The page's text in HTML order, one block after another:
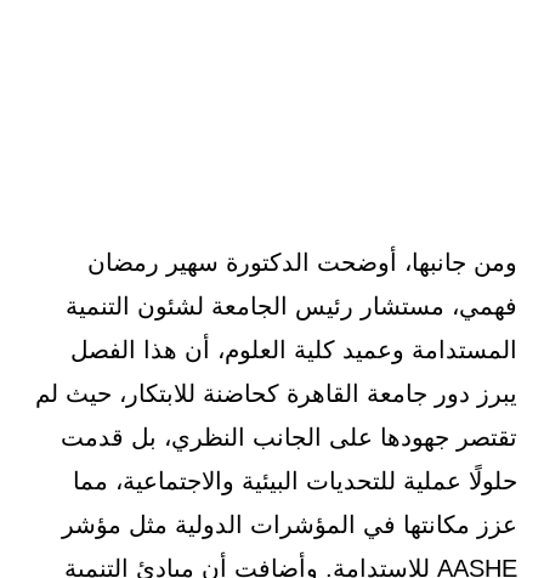
ومن جانبها، أوضحت الدكتورة سهير رمضان
فهمي، مستشار رئيس الجامعة لشئون التنمية
المستدامة وعميد كلية العلوم، أن هذا الفصل
يبرز دور جامعة القاهرة كحاضنة للابتكار، حيث لم
تقتصر جهودها على الجانب النظري، بل قدمت
حلولًا عملية للتحديات البيئية والاجتماعية، مما
عزز مكانتها في المؤشرات الدولية مثل مؤشر
AASHE للاستدامة. وأضافت أن مبادئ التنمية